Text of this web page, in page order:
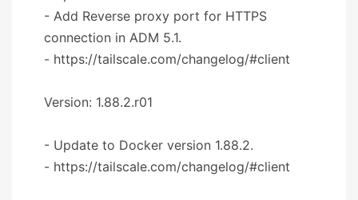
- Add Reverse proxy port for HTTPS
connection in ADM 5.1.
- https://tailscale.com/changelog/#client
Version: 1.88.2.r01
- Update to Docker version 1.88.2.
- https://tailscale.com/changelog/#client